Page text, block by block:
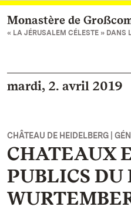
Vers la page d’accueil
Monastère de
« LA JÉRUSALEM CÉLESTE » DANS
mardi, 2. avril 2019
CHÂTEAU DE HEIDELBERG |
CHATEAUX
PUBLICS DU